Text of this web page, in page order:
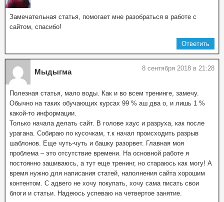
Замечательная статья, помогает мне разобраться в работе с
сайтом, спасибо!
Ответить
Мыдыгма 8 сентября 2018 в 21:28
Полезная статья, мало воды. Как и во всем тренинге, замечу.
Обычно на таких обучающих курсах 99 % аш два о, и лишь 1 %
какой-то информации.
Только начала делать сайт. В голове хаус и разруха, как после
урагана. Собираю по кусочкам, т.к начал происходить разрыв
шаблонов. Еще чуть-чуть и башку разорвет. Главная моя
проблема – это отсутствие времени. На основной работе я
постоянно зашиваюсь, а тут еще тренинг, но стараюсь как могу! А
время нужно для написания статей, наполнения сайта хорошим
контентом. С адвего не хочу покупать, хочу сама писать свои
блоги и статьи. Надеюсь успеваю на четвертое занятие.